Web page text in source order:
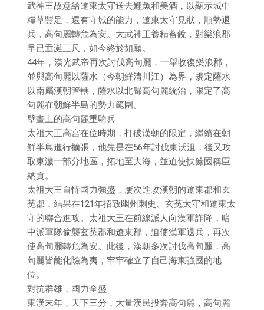
武神王故意給遼東太守送去鯉魚和美酒，以顯示城中
糧草豐足，還有守城的能力，遼東太守見狀，順勢退
兵，高句麗轉危為安。大武神王養精蓄銳，對樂浪郡
早已垂涎三尺，如今終於如願。
44年，漢光武帝再次討伐高句麗，一舉收復樂浪郡，
並與高句麗以薩水（今朝鮮清川江）為界，規定薩水
以南屬漢朝管轄，薩水以北歸高句麗統治，限定了高
句麗在朝鮮半島的勢力範圍。
壁畫上的高句麗重騎兵
太祖大王高宮在位時期，打破漢朝的限定，繼續在朝
鮮半島進行擴張，他先是在56年討伐東沃沮，後又攻
取東濊一部分地區，拓地至大海，並迫使扶餘國稱臣
納貢。
太祖大王自恃國力強盛，屢次進攻漢朝的遼東郡和玄
菟郡，結果在121年招致幽州刺史、玄菟太守和遼東太
守的聯合進攻。太祖大王在前線派人向漢軍詐降，暗
中派軍隊偷襲玄菟郡和遼東郡，迫使漢軍退兵，再次
使高句麗轉危為安。此後，漢朝多次討伐高句麗，高
句麗皆能化險為夷，牢牢確立了自己海東強國的地
位。
對抗群雄，國力全盛
東漢末年，天下三分，大量漢民投奔高句麗，高句麗